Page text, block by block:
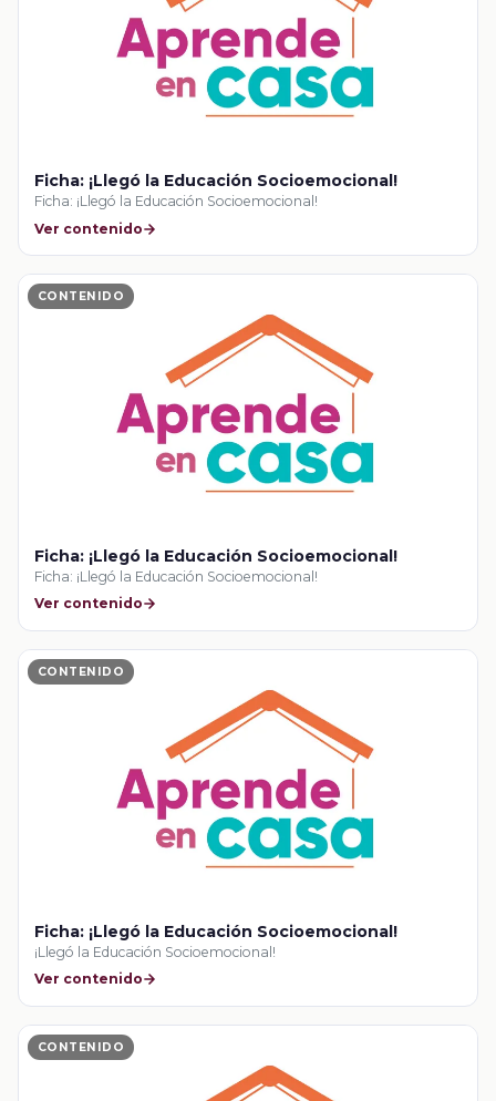
Ficha: ¡Llegó la Educación Socioemocional!
Ficha: ¡Llegó la Educación Socioemocional!
Ver contenido
CONTENIDO
Ficha: ¡Llegó la Educación Socioemocional!
Ficha: ¡Llegó la Educación Socioemocional!
Ver contenido
CONTENIDO
Ficha: ¡Llegó la Educación Socioemocional!
¡Llegó la Educación Socioemocional!
Ver contenido
CONTENIDO